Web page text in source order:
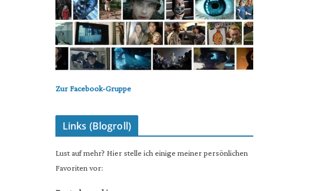
Zur Facebook-Gruppe
Links (Blogroll)
Lust auf mehr? Hier stelle ich einige meiner persönlichen
Favoriten vor: